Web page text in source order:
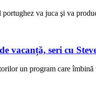
portughez va juca şi va
vacanță, seri cu
un program care